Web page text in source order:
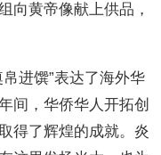
向黄帝像献上供品，
进馔”表达了海外华
间，华侨华人开拓创
得了辉煌的成就。炎